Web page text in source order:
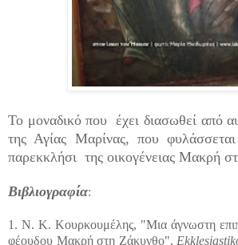
Το μοναδικό που έχει διασωθεί από
της Αγίας Μαρίνας, που φυλάσσεται
παρεκκλήσι της οικογένειας Μακρή
Βιβλιογραφία:
1. Ν. Κ. Κουρκουμέλης, "Μια άγνωστη
φέουδου Μακρή στη Ζάκυνθο",